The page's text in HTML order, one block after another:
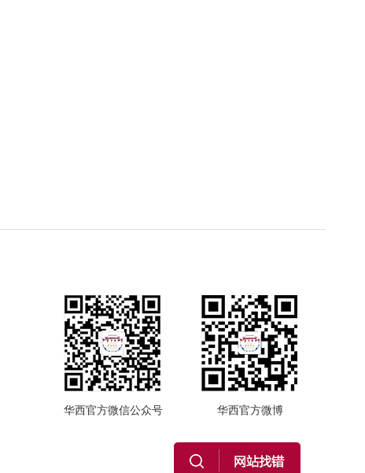
华西官方微信公众号 华西官方微博